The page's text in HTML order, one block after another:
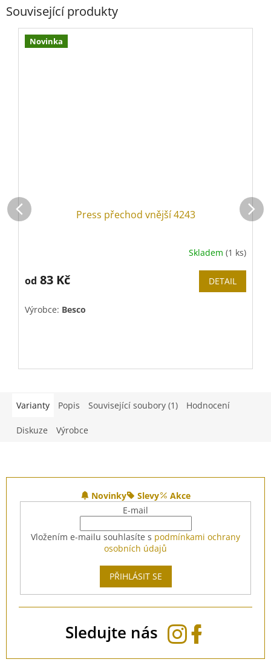
Související produkty
Novinka
Press přechod vnější 4243
Skladem (1 ks)
od 83 Kč DETAIL
Výrobce: Besco
Varianty Popis Související soubory (1) Hodnocení
Diskuze Výrobce
Novinky Slevy
Akce
E-mail
Vložením e-mailu souhlasíte s podmínkami ochrany
osobních údajů
PŘIHLÁSIT SE
Sledujte nás